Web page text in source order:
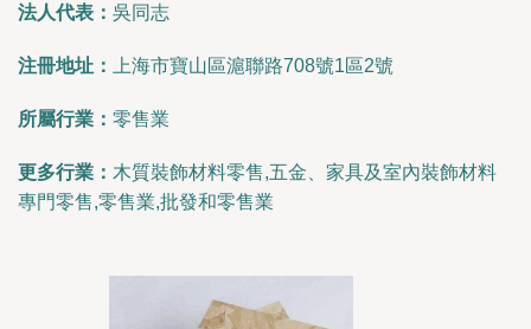
法人代表： 吳同志
注冊地址： 上海市寶山區滬聯路708號1區2號
所屬行業： 零售業
更多行業： 木質裝飾材料零售,五金、家具及室內裝飾材料
專門零售,零售業,批發和零售業